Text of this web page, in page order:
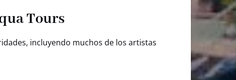
Tours
incluyendo muchos de los artistas